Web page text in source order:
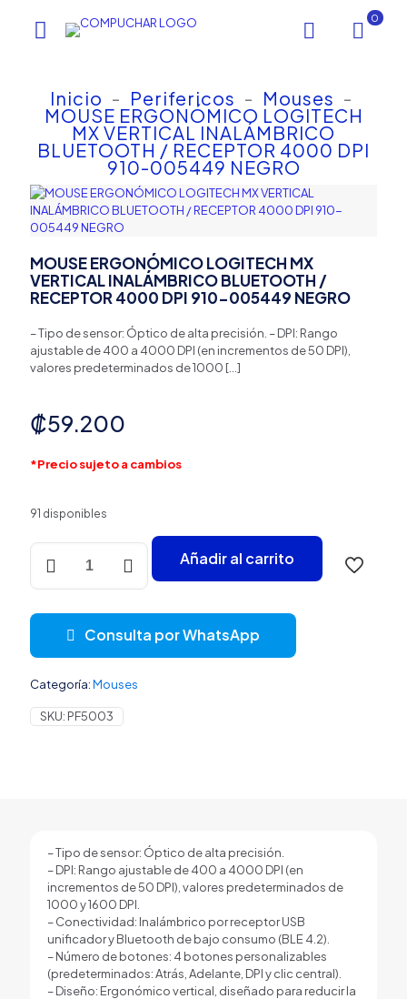
0
Inicio - Perifericos - Mouses -
MOUSE ERGONÓMICO LOGITECH
MX VERTICAL INALÁMBRICO
BLUETOOTH / RECEPTOR 4000 DPI
910-005449 NEGRO
MOUSE ERGONÓMICO LOGITECH MX
VERTICAL INALÁMBRICO BLUETOOTH /
RECEPTOR 4000 DPI 910-005449 NEGRO
– Tipo de sensor: Óptico de alta precisión. – DPI: Rango
ajustable de 400 a 4000 DPI (en incrementos de 50 DPI),
valores predeterminados de 1000 […]
₡59.200
*Precio sujeto a cambios
91 disponibles
MOUSE
ERGONÓMICO
LOGITECH
VERTICAL
INALÁMBRICO
BLUETOOTH
RECEPTOR
4000
DPI
Añadir al carrito
Consulta por WhatsApp
Categoría:Mouses
SKU: PF5003
– Tipo de sensor: Óptico de alta precisión.
– DPI: Rango ajustable de 400 a 4000 DPI (en
incrementos de 50 DPI), valores predeterminados de
1000 y 1600 DPI.
– Conectividad: Inalámbrico por receptor USB
unificador y Bluetooth de bajo consumo (BLE 4.2).
– Número de botones: 4 botones personalizables
(predeterminados: Atrás, Adelante, DPI y clic central).
– Diseño: Ergonómico vertical, diseñado para reducir la